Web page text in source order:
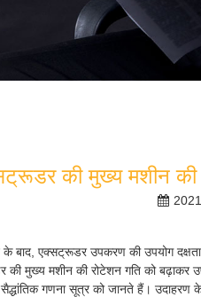
की मुख्य मशीन
के बाद, एक्सट्रूडर उपकरण की उपयोग
की मुख्य मशीन की रोटेशन गति को
गणना सूत्र को जानते हैं। उदाहरण के